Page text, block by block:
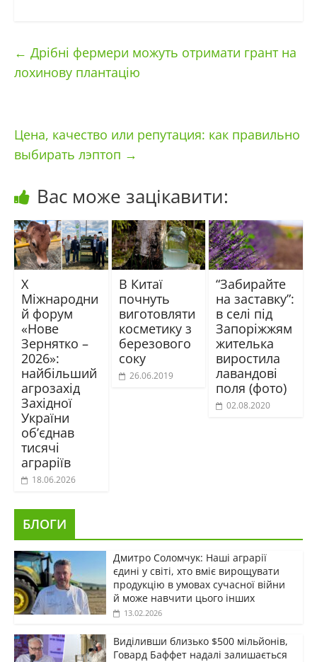
← Дрібні фермери можуть отримати грант на
лохинову плантацію
Цена, качество или репутация: как правильно
выбирать лэптоп →
Вас може зацікавити:
X
Міжнародни
й форум
«Нове
Зернятко –
2026»:
найбільший
агрозахід
Західної
України
об’єднав
тисячі
аграріїв
18.06.2026
В Китаї
почнуть
виготовляти
косметику з
березового
соку
26.06.2019
“Забирайте
на заставку”:
в селі під
Запоріжжям
жителька
виростила
лавандові
поля (фото)
02.08.2020
БЛОГИ
Дмитро Соломчук: Наші аграрії
єдині у світі, хто вміє вирощувати
продукцію в умовах сучасної війни
й може навчити цього інших
13.02.2026
Виділивши близько $500 мільйонів,
Говард Баффет надалі залишається